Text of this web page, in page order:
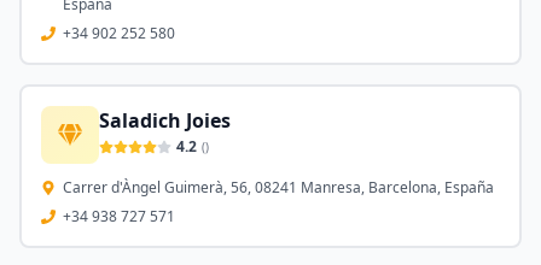
España
+34 902 252 580
Saladich Joies
4.2 ()
Carrer d'Àngel Guimerà, 56, 08241 Manresa, Barcelona, España
+34 938 727 571